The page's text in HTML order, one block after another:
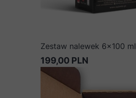
Zestaw nalewek 6x100 ml
199,00 PLN